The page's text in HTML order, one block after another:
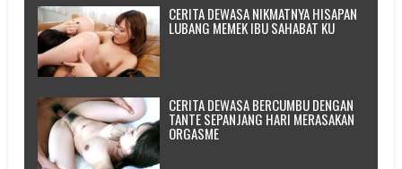
CERITA DEWASA NIKMATNYA HISAPAN
LUBANG MEMEK IBU SAHABAT KU
CERITA DEWASA BERCUMBU DENGAN
TANTE SEPANJANG HARI MERASAKAN
ORGASME